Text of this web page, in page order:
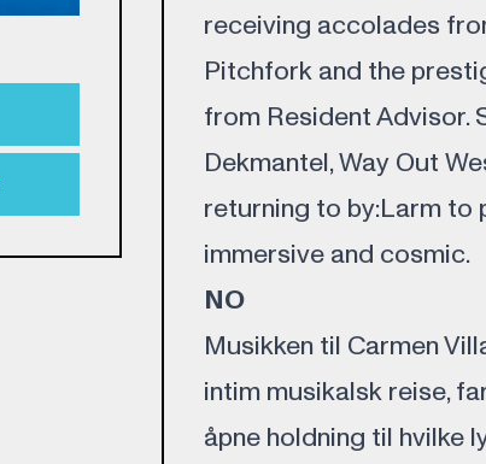
receiving accolades
Pitchfork and the
from Resident Advisor.
Dekmantel, Way Out
returning to by:Larm to
immersive and cosmic.
NO
Musikken til Carmen
intim musikalsk reise,
åpne holdning til hvilke